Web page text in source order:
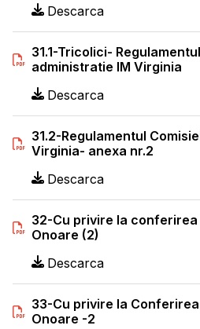
Descarca
31.1-Tricolici-
administratie IM Virginia
Descarca
31.2-Regulamentul
Virginia- anexa nr.2
Descarca
32-Cu privire la
Onoare (2)
Descarca
33-Cu privire la
Onoare -2